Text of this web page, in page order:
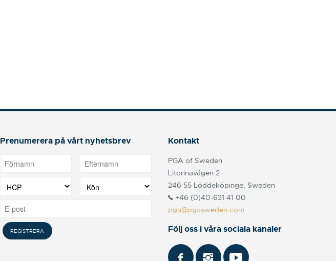
Prenumerera på vårt nyhetsbrev Kontakt
PGA of Sweden
Litorinavägen 2
246 55 Löddeköpinge, Sweden
+46 (0)40-631 41 00
pga@pgasweden.com
Följ oss i våra sociala kanaler